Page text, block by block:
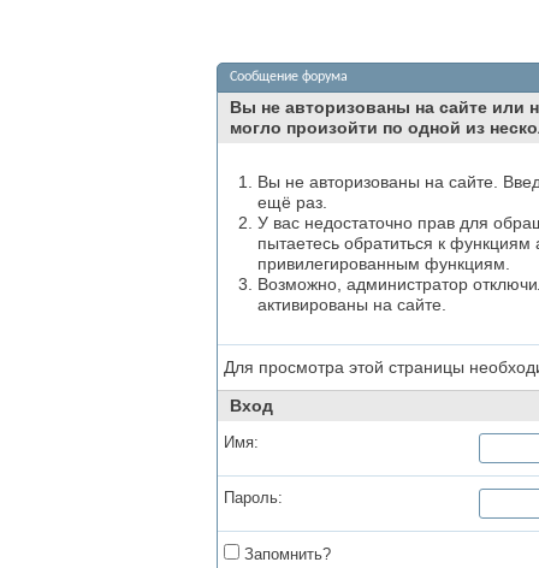
Сообщение форума
Вы не авторизованы на сайте или
могло произойти по одной из
Вы не авторизованы на сайте.
ещё раз.
У вас недостаточно прав для
пытаетесь обратиться к
привилегированным функциям.
Возможно, администратор
активированы на сайте.
Для просмотра этой страницы
Вход
Имя:
Пароль:
Запомнить?